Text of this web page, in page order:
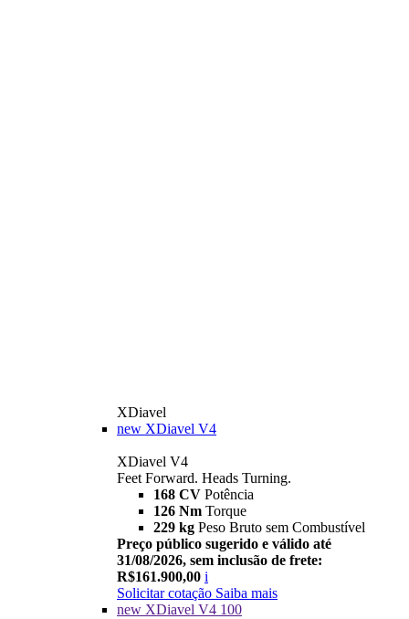
XDiavel
new XDiavel V4
XDiavel V4
Feet Forward. Heads Turning.
168 CV Potência
126 Nm Torque
229 kg Peso Bruto sem Combustível
Preço público sugerido e válido até
31/08/2026, sem inclusão de frete:
R$161.900,00 i
Solicitar cotação Saiba mais
new XDiavel V4 100